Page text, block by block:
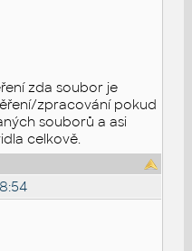
zda soubor je
zpracování pokud
souborů a asi
celkově.